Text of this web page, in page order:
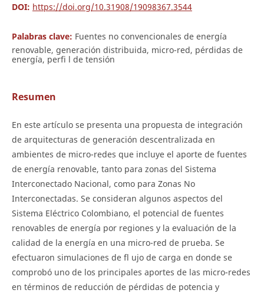
DOI: https://doi.org/10.31908/19098367.3544
Palabras clave: Fuentes no convencionales de energía
renovable, generación distribuida, micro-red, pérdidas de
energía, perfi l de tensión
Resumen
En este artículo se presenta una propuesta de integración
de arquitecturas de generación descentralizada en
ambientes de micro-redes que incluye el aporte de fuentes
de energía renovable, tanto para zonas del Sistema
Interconectado Nacional, como para Zonas No
Interconectadas. Se consideran algunos aspectos del
Sistema Eléctrico Colombiano, el potencial de fuentes
renovables de energía por regiones y la evaluación de la
calidad de la energía en una micro-red de prueba. Se
efectuaron simulaciones de fl ujo de carga en donde se
comprobó uno de los principales aportes de las micro-redes
en términos de reducción de pérdidas de potencia y